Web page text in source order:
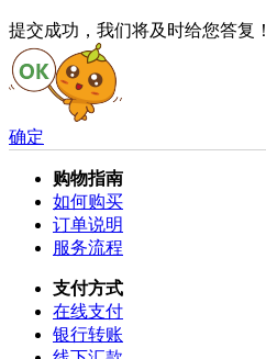
提交成功，我们将及时给您答复！
确定
购物指南
如何购买
订单说明
服务流程
支付方式
在线支付
银行转账